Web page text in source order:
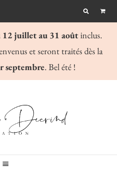
12 juillet au 31 aoûtinclus.
et seront traités dès la
septembre. Bel été !